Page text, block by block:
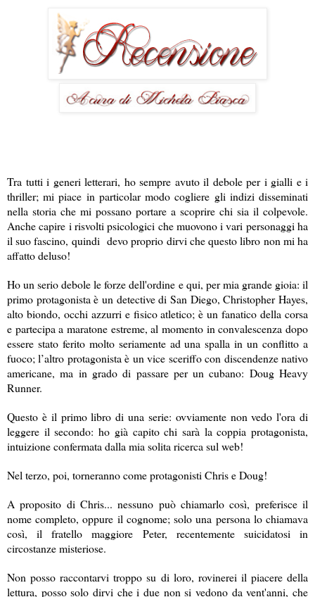
Tra tutti i generi letterari, ho sempre avuto il debole per i gialli e i
thriller; mi piace in particolar modo cogliere gli indizi disseminati
nella storia che mi possano portare a scoprire chi sia il colpevole.
Anche capire i risvolti psicologici che muovono i vari personaggi ha
il suo fascino, quindi devo proprio dirvi che questo libro non mi ha
affatto deluso!
Ho un serio debole le forze dell'ordine e qui, per mia grande gioia: il
primo protagonista è un detective di San Diego, Christopher Hayes,
alto biondo, occhi azzurri e fisico atletico; è un fanatico della corsa
e partecipa a maratone estreme, al momento in convalescenza dopo
essere stato ferito molto seriamente ad una spalla in un conflitto a
fuoco; l’altro protagonista è un vice sceriffo con discendenze nativo
americane, ma in grado di passare per un cubano: Doug Heavy
Runner.
Questo è il primo libro di una serie: ovviamente non vedo l'ora di
leggere il secondo: ho già capito chi sarà la coppia protagonista,
intuizione confermata dalla mia solita ricerca sul web!
Nel terzo, poi, torneranno come protagonisti Chris e Doug!
A proposito di Chris... nessuno può chiamarlo così, preferisce il
nome completo, oppure il cognome; solo una persona lo chiamava
così, il fratello maggiore Peter, recentemente suicidatosi in
circostanze misteriose.
Non posso raccontarvi troppo su di loro, rovinerei il piacere della
lettura, posso solo dirvi che i due non si vedono da vent'anni, che